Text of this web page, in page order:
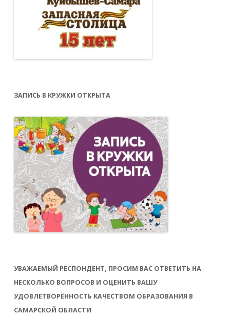
ЗАПИСЬ В КРУЖКИ ОТКРЫТА
УВАЖАЕМЫЙ РЕСПОНДЕНТ, ПРОСИМ ВАС ОТВЕТИТЬ НА
НЕСКОЛЬКО ВОПРОСОВ И ОЦЕНИТЬ ВАШУ
УДОВЛЕТВОРЁННОСТЬ КАЧЕСТВОМ ОБРАЗОВАНИЯ В
САМАРСКОЙ ОБЛАСТИ